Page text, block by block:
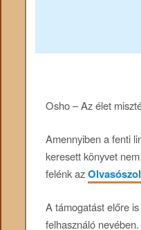
Osho – Az élet
Amennyiben a fenti
keresett könyvet
felénk az
A támogatást előre
felhasználó nevében.